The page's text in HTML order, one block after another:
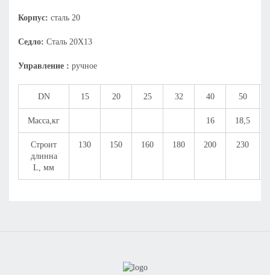
Корпус: сталь 20
Седло: Сталь 20Х13
Управление : ручное
DN 15 20 25 32 40 50
Масса,кг 16 18,5
Строит
длинна
L, мм
130 150 160 180 200 230